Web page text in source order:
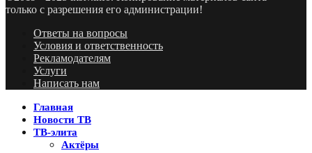
только с разрешения его администрации!
Ответы на вопросы
Условия и ответственность
Рекламодателям
Услуги
Написать нам
Главная
Новости ТВ
ТВ-элита
Актёры